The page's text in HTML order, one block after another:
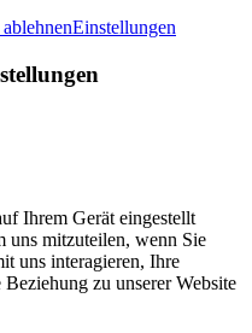
Einstellungen
Ihrem Gerät eingestellt
uns mitzuteilen, wenn Sie
uns interagieren, Ihre
zu unserer Website